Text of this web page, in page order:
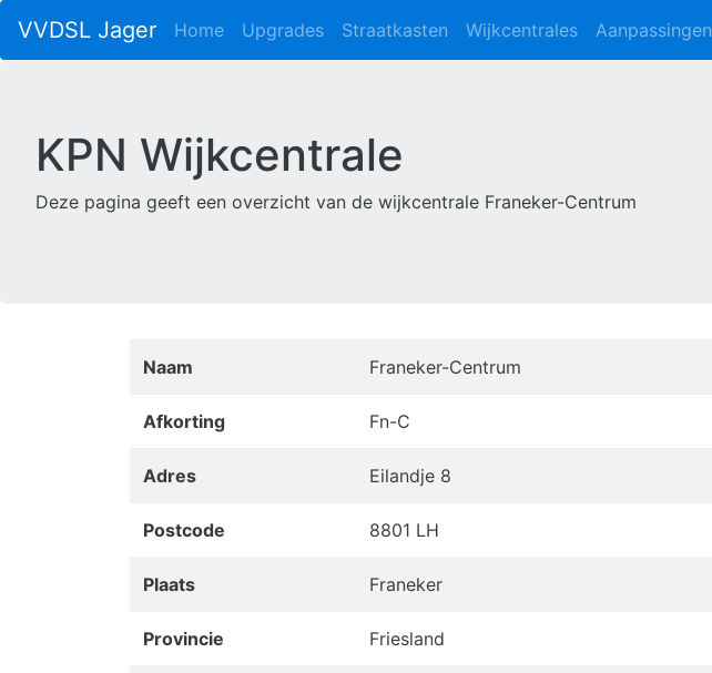
VVDSL Jager Home Upgrades Straatkasten Wijkcentrales Aanpassingen
KPN Wijkcentrale
Deze pagina geeft een overzicht van de wijkcentrale Franeker-Centrum
Naam Franeker-Centrum
Afkorting Fn-C
Adres Eilandje 8
Postcode 8801 LH
Plaats Franeker
Provincie Friesland